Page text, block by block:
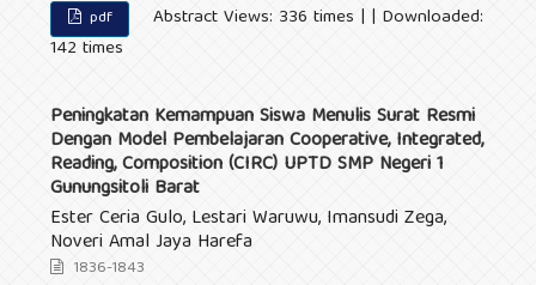
pdf
Abstract Views: 336 times | | Downloaded:
142 times
Peningkatan Kemampuan Siswa Menulis Surat Resmi
Dengan Model Pembelajaran Cooperative, Integrated,
Reading, Composition (CIRC) UPTD SMP Negeri 1
Gunungsitoli Barat
Ester Ceria Gulo, Lestari Waruwu, Imansudi Zega,
Noveri Amal Jaya Harefa
1836-1843